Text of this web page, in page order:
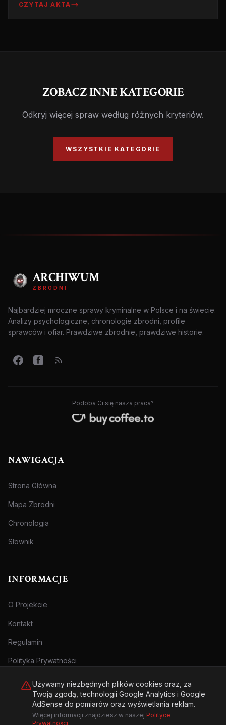
CZYTAJ AKTA
ZOBACZ INNE KATEGORIE
Odkryj więcej spraw według różnych kryteriów.
WSZYSTKIE KATEGORIE
ARCHIWUM
ZBRODNI
Najbardziej mroczne sprawy kryminalne w Polsce i na świecie.
Analizy psychologiczne, chronologie zbrodni, profile
sprawców i ofiar. Prawdziwe zbrodnie, prawdziwe historie.
Podoba Ci się nasza praca?
NAWIGACJA
Strona Główna
Mapa Zbrodni
Chronologia
Słownik
INFORMACJE
O Projekcie
Kontakt
Regulamin
Polityka Prywatności
© 2026 Archiwum Zbrodni - zly.com.pl. Wszelkie prawa zastrzeżone.
Używamy niezbędnych plików cookies oraz, za
Twoją zgodą, technologii Google Analytics i Google
AdSense do pomiarów oraz wyświetlania reklam.
Więcej informacji znajdziesz w naszej Polityce
Prywatności.